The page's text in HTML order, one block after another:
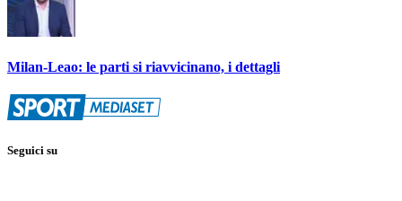
Milan-Leao: le parti si riavvicinano, i dettagli
Seguici su